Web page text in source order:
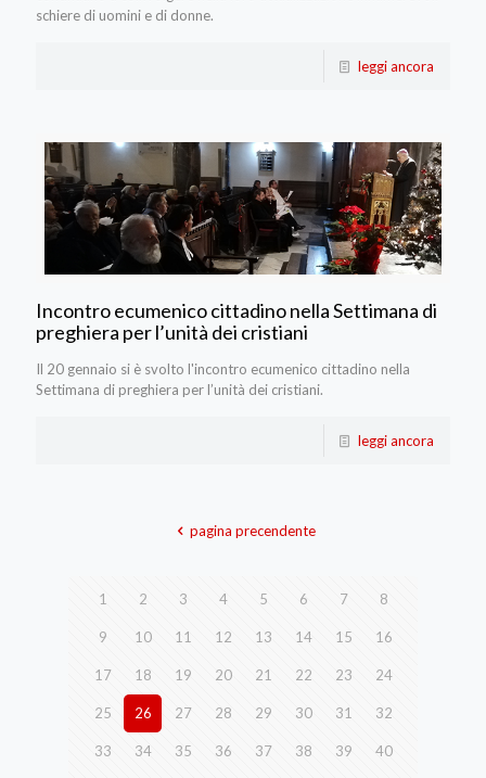
schiere di uomini e di donne.
leggi ancora
Incontro ecumenico cittadino nella Settimana di
preghiera per l’unità dei cristiani
Il 20 gennaio si è svolto l'incontro ecumenico cittadino nella
Settimana di preghiera per l’unità dei cristiani.
leggi ancora
pagina precendente
1 2 3 4 5 6 7 8
9 10 11 12 13 14 15 16
17 18 19 20 21 22 23 24
25 26 27 28 29 30 31 32
33 34 35 36 37 38 39 40